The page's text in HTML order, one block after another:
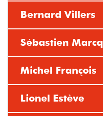
Bernard Villers
Sébastien Marcq
Michel François
Lionel Estève